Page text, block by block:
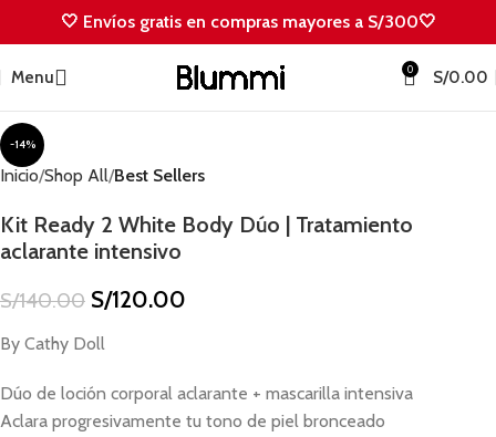
🤍 Envíos gratis en compras mayores a S/300🤍
Menu 0 S/0.00
-14%
Inicio Shop All Best Sellers
Kit Ready 2 White Body Dúo | Tratamiento
aclarante intensivo
S/140.00 S/120.00
By Cathy Doll
Dúo de loción corporal aclarante + mascarilla intensiva
Aclara progresivamente tu tono de piel bronceado